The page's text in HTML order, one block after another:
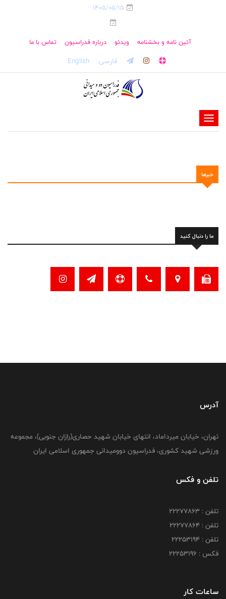
1405/05/15
آئین نامه و بخشنامه ویدئو درباره فدراسیون تماس با ما
فارسی English
-
-
-
-
-
خبرها
ما را دنبال کنید
آدرس
تهران، خیابان میرداماد، انتهای خیابان شهید حصاری(رازان جنوبی)، مجموعه
ورزشی شهید کشوری، فدراسیون دوومیدانی جمهوری اسلامی ایران
تلفن و فکس
تلفن : 22277863
تلفن : 22277864
تلفن : 22253194
فکس : 22253196
ساعات کار